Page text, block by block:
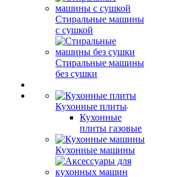
Стиральные машины
с сушкой
Стиральные машины
без сушки
Кухонные плиты
Кухонные
плиты газовые
Кухонные машины